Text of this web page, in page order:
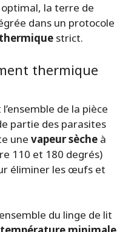
la terre de
dans un protocole
strict.
thermique
de la pièce
partie des parasites
une vapeur sèche à
110 et 180 degrés)
éliminer les œufs et
du linge de lit